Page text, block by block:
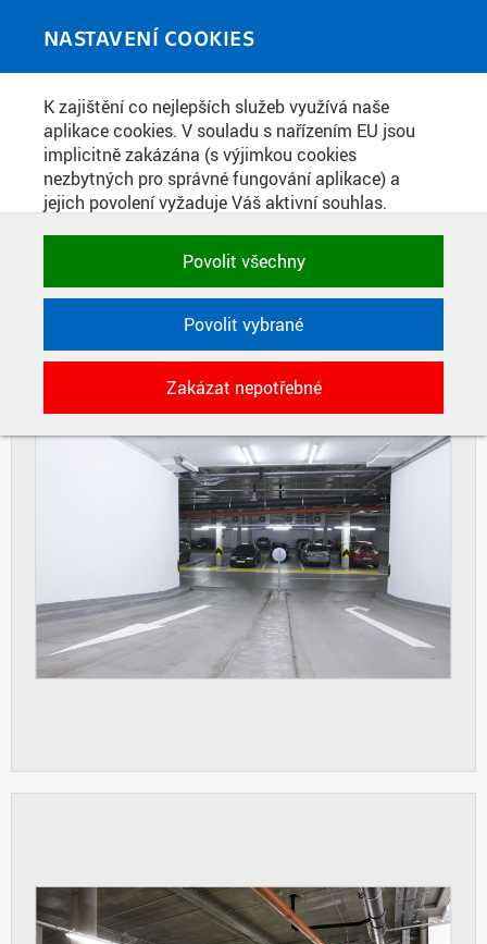
NASTAVENÍ COOKIES
K zajištění co nejlepších služeb využívá naše
aplikace cookies. V souladu s nařízením EU jsou
implicitně zakázána (s výjimkou cookies
nezbytných pro správné fungování aplikace) a
jejich povolení vyžaduje Váš aktivní souhlas.
zakázat, případně vybrat a povolit cookies podle
kategorie. Svoje rozhodnutí můžete samozřejmě
kdykoli změnit.
POTŘEBNÉ
Technické cookies využívané aplikacemi
ČVUT pro uchování jejich nastavení,
vlastností a identifikátorů relace. Jsou
nezbytné pro správné fungování a jsou
Slouží pro získávání anonymizovaných
statistických údajů, které nám pomáhají
vylepšovat naše aplikace. Zpravidla jde o
cookies systémů třetích stran, které k
těmto účelům využíváme.
Využívané za účelem zobrazení
pomáhají.
Povolit všechny
Povolit vybrané
Zakázat nepotřebné
MEDIATÉKA
You are here
Home Fotografie
PODZEMNÍ GARÁŽE V NOVÉ
BUDOVĚ
CIHLY